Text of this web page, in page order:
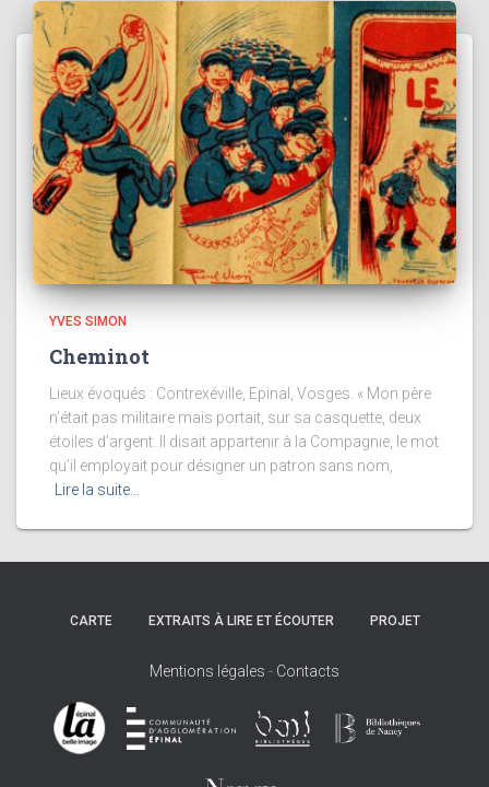
YVES SIMON
Cheminot
Lieux évoqués : Contrexéville, Epinal, Vosges. « Mon père
n’était pas militaire mais portait, sur sa casquette, deux
étoiles d’argent. Il disait appartenir à la Compagnie, le mot
qu’il employait pour désigner un patron sans nom,
Lire la suite…
CARTE EXTRAITS À LIRE ET ÉCOUTER PROJET
Mentions légales - Contacts